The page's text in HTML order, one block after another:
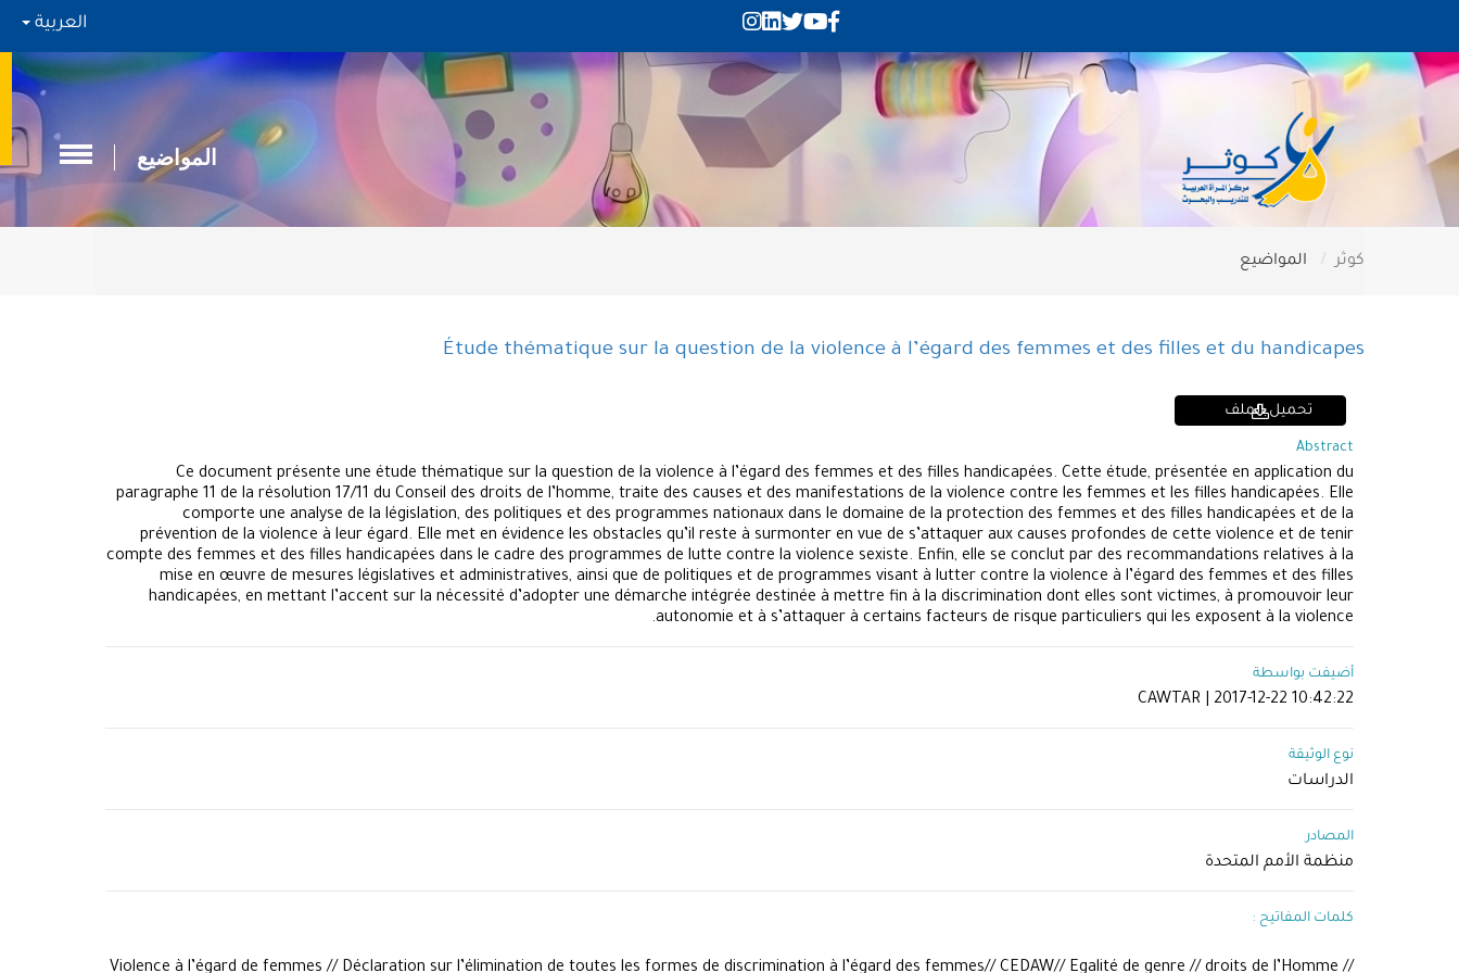
العربية
المواضيع
كوثر المواضيع
Étude thématique sur la question de la violence à l’égard des femmes et des filles et du handicapes
تحميل الملف
Abstract
Ce document présente une étude thématique sur la question de la violence à l’égard des femmes et des filles handicapées. Cette étude, présentée en application du
paragraphe 11 de la résolution 17/11 du Conseil des droits de l’homme, traite des causes et des manifestations de la violence contre les femmes et les filles handicapées. Elle
comporte une analyse de la législation, des politiques et des programmes nationaux dans le domaine de la protection des femmes et des filles handicapées et de la
prévention de la violence à leur égard. Elle met en évidence les obstacles qu’il reste à surmonter en vue de s’attaquer aux causes profondes de cette violence et de tenir
compte des femmes et des filles handicapées dans le cadre des programmes de lutte contre la violence sexiste. Enfin, elle se conclut par des recommandations relatives à la
mise en œuvre de mesures législatives et administratives, ainsi que de politiques et de programmes visant à lutter contre la violence à l’égard des femmes et des filles
handicapées, en mettant l’accent sur la nécessité d’adopter une démarche intégrée destinée à mettre fin à la discrimination dont elles sont victimes, à promouvoir leur
autonomie et à s’attaquer à certains facteurs de risque particuliers qui les exposent à la violence.
أضيفت بواسطة
CAWTAR | 2017-12-22 10:42:22
نوع الوثيقة
الدراسات
المصادر
منظمة الأمم المتحدة
كلمات المفاتيح :
​Violence à l’égard de femmes // Déclaration sur l’élimination de toutes les formes de discrimination à l’égard des femmes// CEDAW// Egalité de genre // droits de l’Homme //